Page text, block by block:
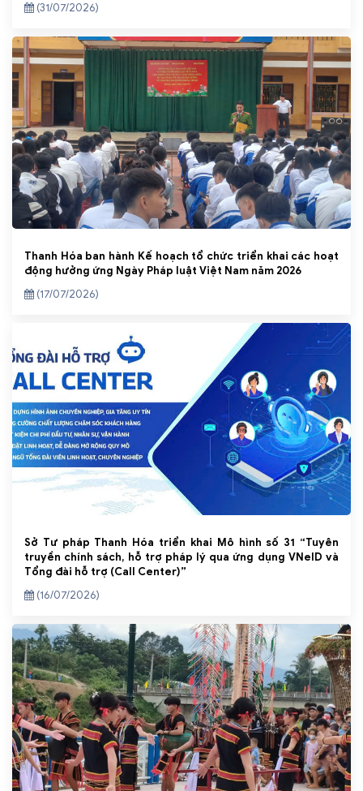
(31/07/2026)
Thanh Hóa ban hành Kế hoạch tổ chức triển khai các hoạt
động hưởng ứng Ngày Pháp luật Việt Nam năm 2026
(17/07/2026)
Sở Tư pháp Thanh Hóa triển khai Mô hình số 31 “Tuyên
truyền chính sách, hỗ trợ pháp lý qua ứng dụng VNeID và
Tổng đài hỗ trợ (Call Center)”
(16/07/2026)